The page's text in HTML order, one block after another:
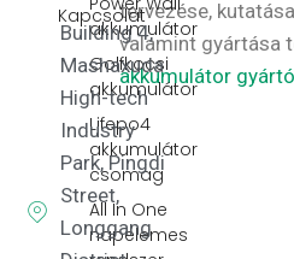
tervezése,
valamint gyártása
akkumulátor
akkumulátor
Golfkocsi
akkumulátor
Lifepo4
akkumulátor
csomag
All In One
napelemes
Kapcsolat
Building 4,
Mashaxuda
High-tech
Industry
Park, Pingdi
Street,
Longgang